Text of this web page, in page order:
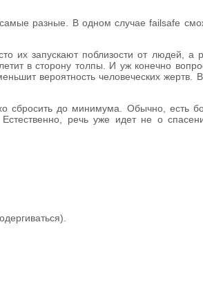
разные. В одном случае failsafe
их запускают поблизости от людей, а
в сторону толпы. И уж конечно
вероятность человеческих жертв.
сбросить до минимума. Обычно, есть
речь уже идет не о